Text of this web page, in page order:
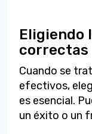
Eligiendo
correctas
Cuando se
efectivos,
es esencial.
un éxito o un